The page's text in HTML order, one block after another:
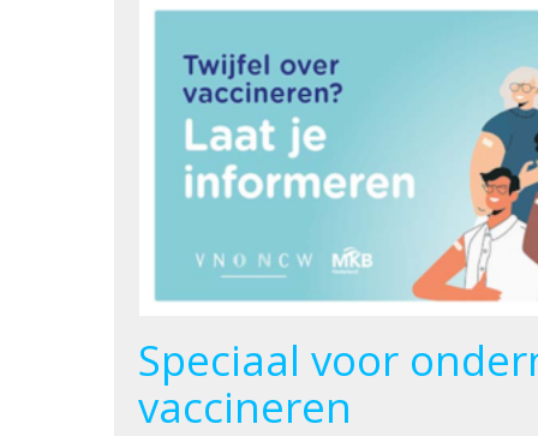
Speciaal voor
vaccineren